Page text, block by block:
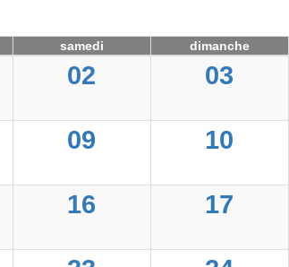
samedi dimanche
02 03
09 10
16 17